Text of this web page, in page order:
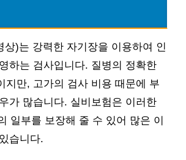
상)는 강력한 자기장을 이용하여 인
하는 검사입니다. 질병의 정확한
지만, 고가의 검사 비용 때문에 부
가 많습니다. 실비보험은 이러한
일부를 보장해 줄 수 있어 많은 이
습니다.